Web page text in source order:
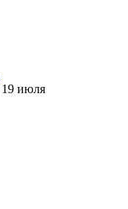
19 июля